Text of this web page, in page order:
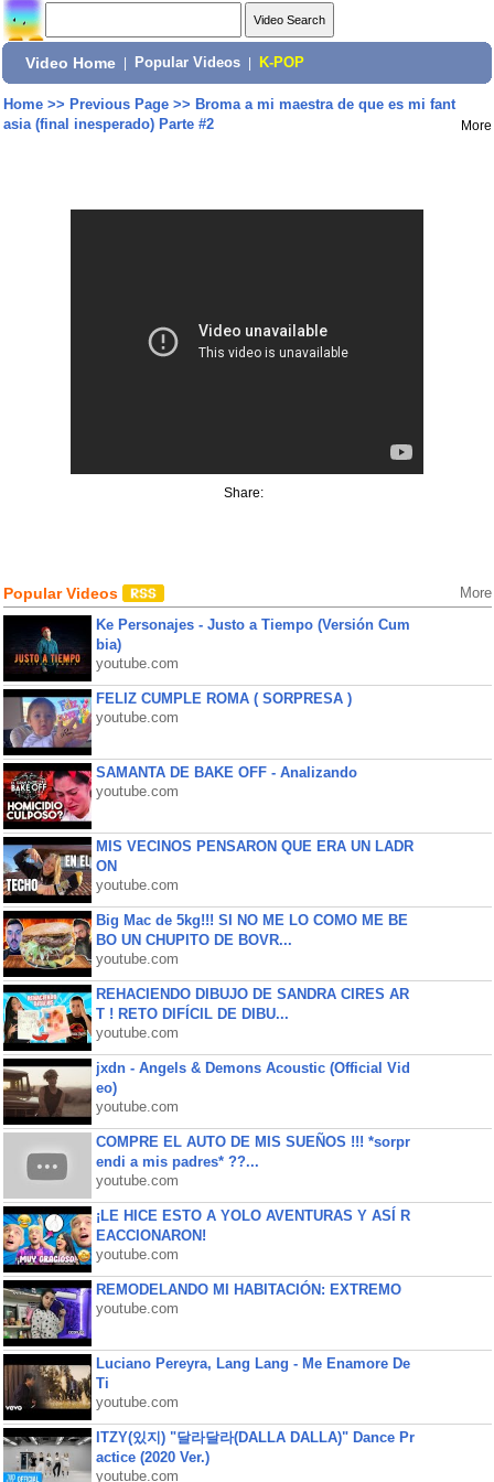
Video Home Popular Videos K-POP
Home>> Previous Page>> Broma a mi maestra de que es mi fant
asia (final inesperado) Parte #2
More
Share:
Popular Videos More
Ke Personajes - Justo a Tiempo (Versión Cum
bia)
youtube.com
FELIZ CUMPLE ROMA ( SORPRESA )
youtube.com
SAMANTA DE BAKE OFF - Analizando
youtube.com
MIS VECINOS PENSARON QUE ERA UN LADR
ON
youtube.com
Big Mac de 5kg!!! SI NO ME LO COMO ME BE
BO UN CHUPITO DE BOVR...
youtube.com
REHACIENDO DIBUJO DE SANDRA CIRES AR
T ! RETO DIFÍCIL DE DIBU...
youtube.com
jxdn - Angels & Demons Acoustic (Official Vid
eo)
youtube.com
COMPRE EL AUTO DE MIS SUEÑOS !!! *sorpr
endi a mis padres* ??...
youtube.com
¡LE HICE ESTO A YOLO AVENTURAS Y ASÍ R
EACCIONARON!
youtube.com
REMODELANDO MI HABITACIÓN: EXTREMO
youtube.com
Luciano Pereyra, Lang Lang - Me Enamore De
Ti
youtube.com
ITZY(있지) "달라달라(DALLA DALLA)" Dance Pr
actice (2020 Ver.)
youtube.com